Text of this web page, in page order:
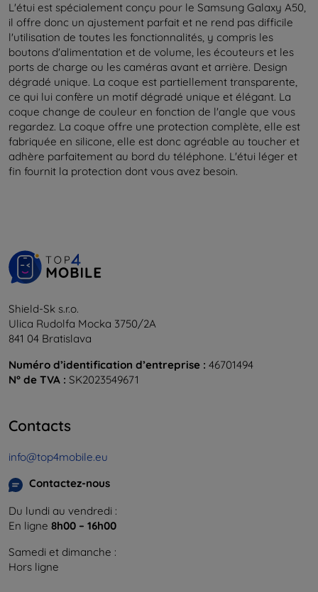
L'étui est spécialement conçu pour le Samsung Galaxy A50,
il offre donc un ajustement parfait et ne rend pas difficile
l'utilisation de toutes les fonctionnalités, y compris les
boutons d'alimentation et de volume, les écouteurs et les
ports de charge ou les caméras avant et arrière. Design
dégradé unique. La coque est partiellement transparente,
ce qui lui confère un motif dégradé unique et élégant. La
coque change de couleur en fonction de l'angle que vous
regardez. La coque offre une protection complète, elle est
fabriquée en silicone, elle est donc agréable au toucher et
adhère parfaitement au bord du téléphone. L'étui léger et
fin fournit la protection dont vous avez besoin.
Shield-Sk s.r.o.
Ulica Rudolfa Mocka 3750/2A
841 04 Bratislava
Numéro d’identification d’entreprise : 46701494
N° de TVA : SK2023549671
Contacts
info@top4mobile.eu
Contactez-nous
Du lundi au vendredi :
En ligne 8h00 – 16h00
Samedi et dimanche :
Hors ligne